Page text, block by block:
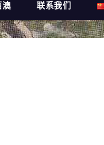
澳 联系我们